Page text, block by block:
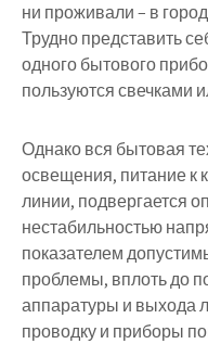
ни проживали – в
Трудно представить
одного бытового
пользуются свечками
Однако вся бытовая
освещения, питание к
линии, подвергается
нестабильностью
показателем
проблемы, вплоть до
аппаратуры и выхода
проводку и приборы